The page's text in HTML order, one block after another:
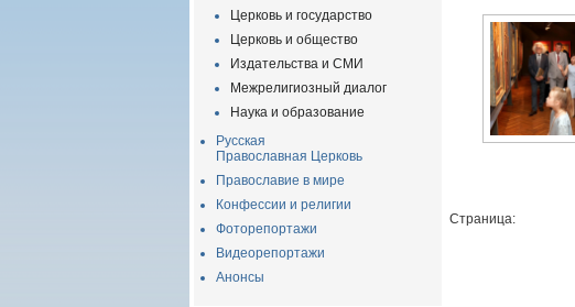
Церковь и государство
Церковь и общество
Издательства и СМИ
Межрелигиозный диалог
Наука и образование
Русская
Православная Церковь
Православие в мире
Конфессии и религии
Фоторепортажи
Видеорепортажи
Анонсы
Страница: